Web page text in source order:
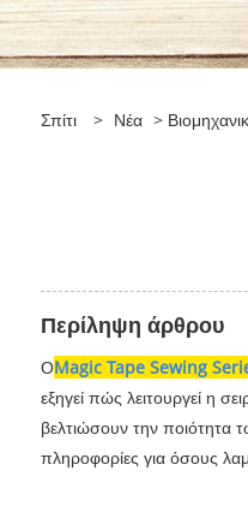
Σπίτι > Νέα >
Περίληψη άρθρου
ΟMagic Tape Sewing
εξηγεί πώς λειτουργεί η
βελτιώσουν την ποιότητα
πληροφορίες για όσους